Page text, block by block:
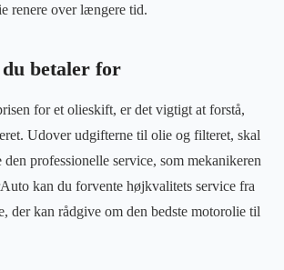
renere over længere tid.
betaler for
for et olieskift, er det vigtigt at forstå,
Udover udgifterne til olie og filteret, skal
den professionelle service, som mekanikeren
kan du forvente højkvalitets service fra
der kan rådgive om den bedste motorolie til